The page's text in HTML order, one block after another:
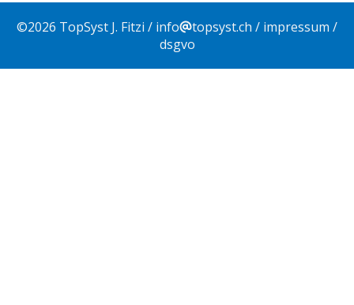
©2026 TopSyst J. Fitzi / info topsyst.ch / impressum /
dsgvo